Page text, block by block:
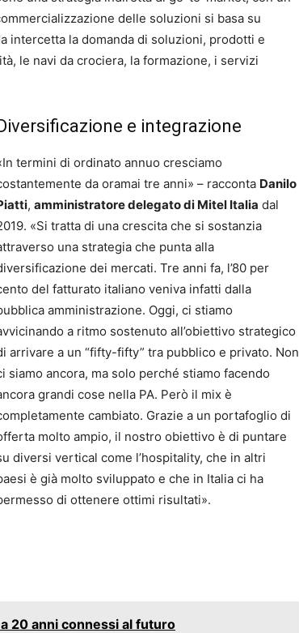
delle soluzioni si basa su
intercetta la domanda di soluzioni, prodotti e
le navi da crociera, la formazione, i servizi
e integrazione
termini di ordinato annuo cresciamo
da oramai tre anni» – racconta Danilo
, amministratore delegato di Mitel Italia dal
«Si tratta di una crescita che si sostanzia
una strategia che punta alla
dei mercati. Tre anni fa, l’80 per
del fatturato italiano veniva infatti dalla
amministrazione. Oggi, ci stiamo
a ritmo sostenuto all’obiettivo strategico
arrivare a un “fifty-fifty” tra pubblico e privato. Non
siamo ancora, ma solo perché stiamo facendo
grandi cose nella PA. Però il mix è
cambiato. Grazie a un portafoglio di
molto ampio, il nostro obiettivo è di puntare
diversi vertical come l’hospitality, che in altri
è già molto sviluppato e che in Italia ci ha
di ottenere ottimi risultati».
20 anni connessi al futuro